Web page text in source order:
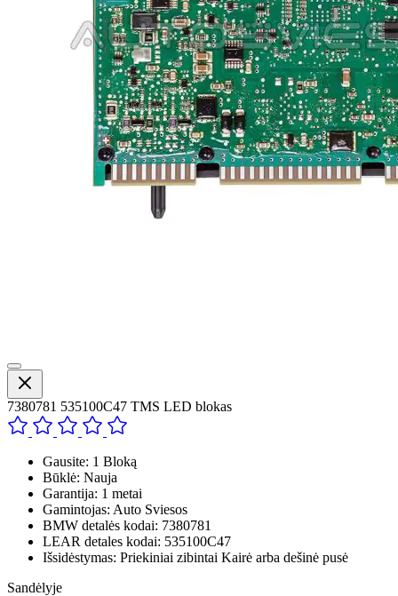
7380781 535100C47 TMS LED blokas
Gausite: 1 Bloką
Būklė: Nauja
Garantija: 1 metai
Gamintojas: Auto Sviesos
BMW detalės kodai: 7380781
LEAR detales kodai: 535100C47
Išsidėstymas: Priekiniai zibintai Kairė arba dešinė pusė
Sandėlyje